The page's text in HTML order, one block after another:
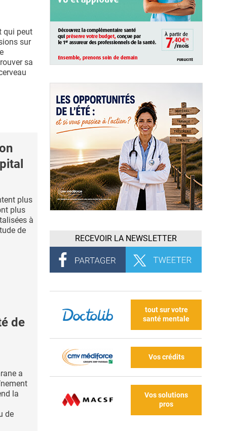
qui peut
sur
sa
plus
plus
à
de
de
a
la
de
RECEVOIR LA NEWSLETTER
tout sur votre
santé mentale
Vos crédits
Vos solutions
pros